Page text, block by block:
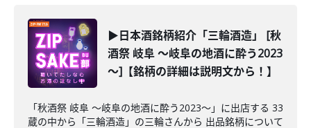
▶日本酒銘柄紹介「三輪酒造」 [秋
酒祭 岐阜 ～岐阜の地酒に酔う2023
～]【銘柄の詳細は説明文から！】
「秋酒祭 岐阜 ～岐阜の地酒に酔う2023～」に出店する 33
蔵の中から「三輪酒造」の三輪さんから 出品銘柄について